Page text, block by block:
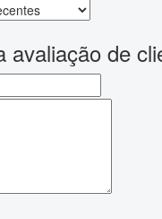
avaliação de